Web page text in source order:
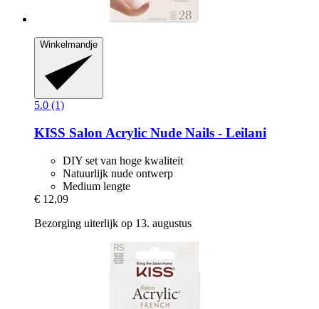
Winkelmandje
5.0 (1)
KISS Salon Acrylic Nude Nails -​ Leilani
DIY set van hoge kwaliteit
Natuurlijk nude ontwerp
Medium lengte
€ 12,09
Bezorging uiterlijk op 13. augustus